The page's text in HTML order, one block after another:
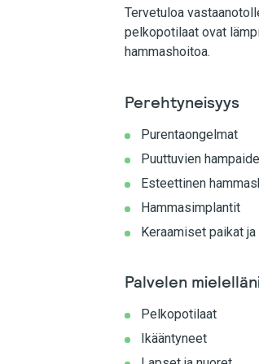
Tervetuloa
pelkopotilaat ovat
hammashoitoa.
Perehtyneisyys
Purentaongelmat
Puuttuvien
Esteettinen
Hammasimplantit
Keraamiset paikat ja
Palvelen
Pelkopotilaat
Ikääntyneet